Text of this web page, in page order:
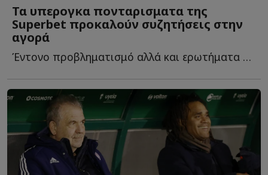
Τα υπερογκα πονταρισματα της
Superbet προκαλούν συζητήσεις στην
αγορά
Έντονο προβληματισμό αλλά και ερωτήματα προκαλεί στην α...